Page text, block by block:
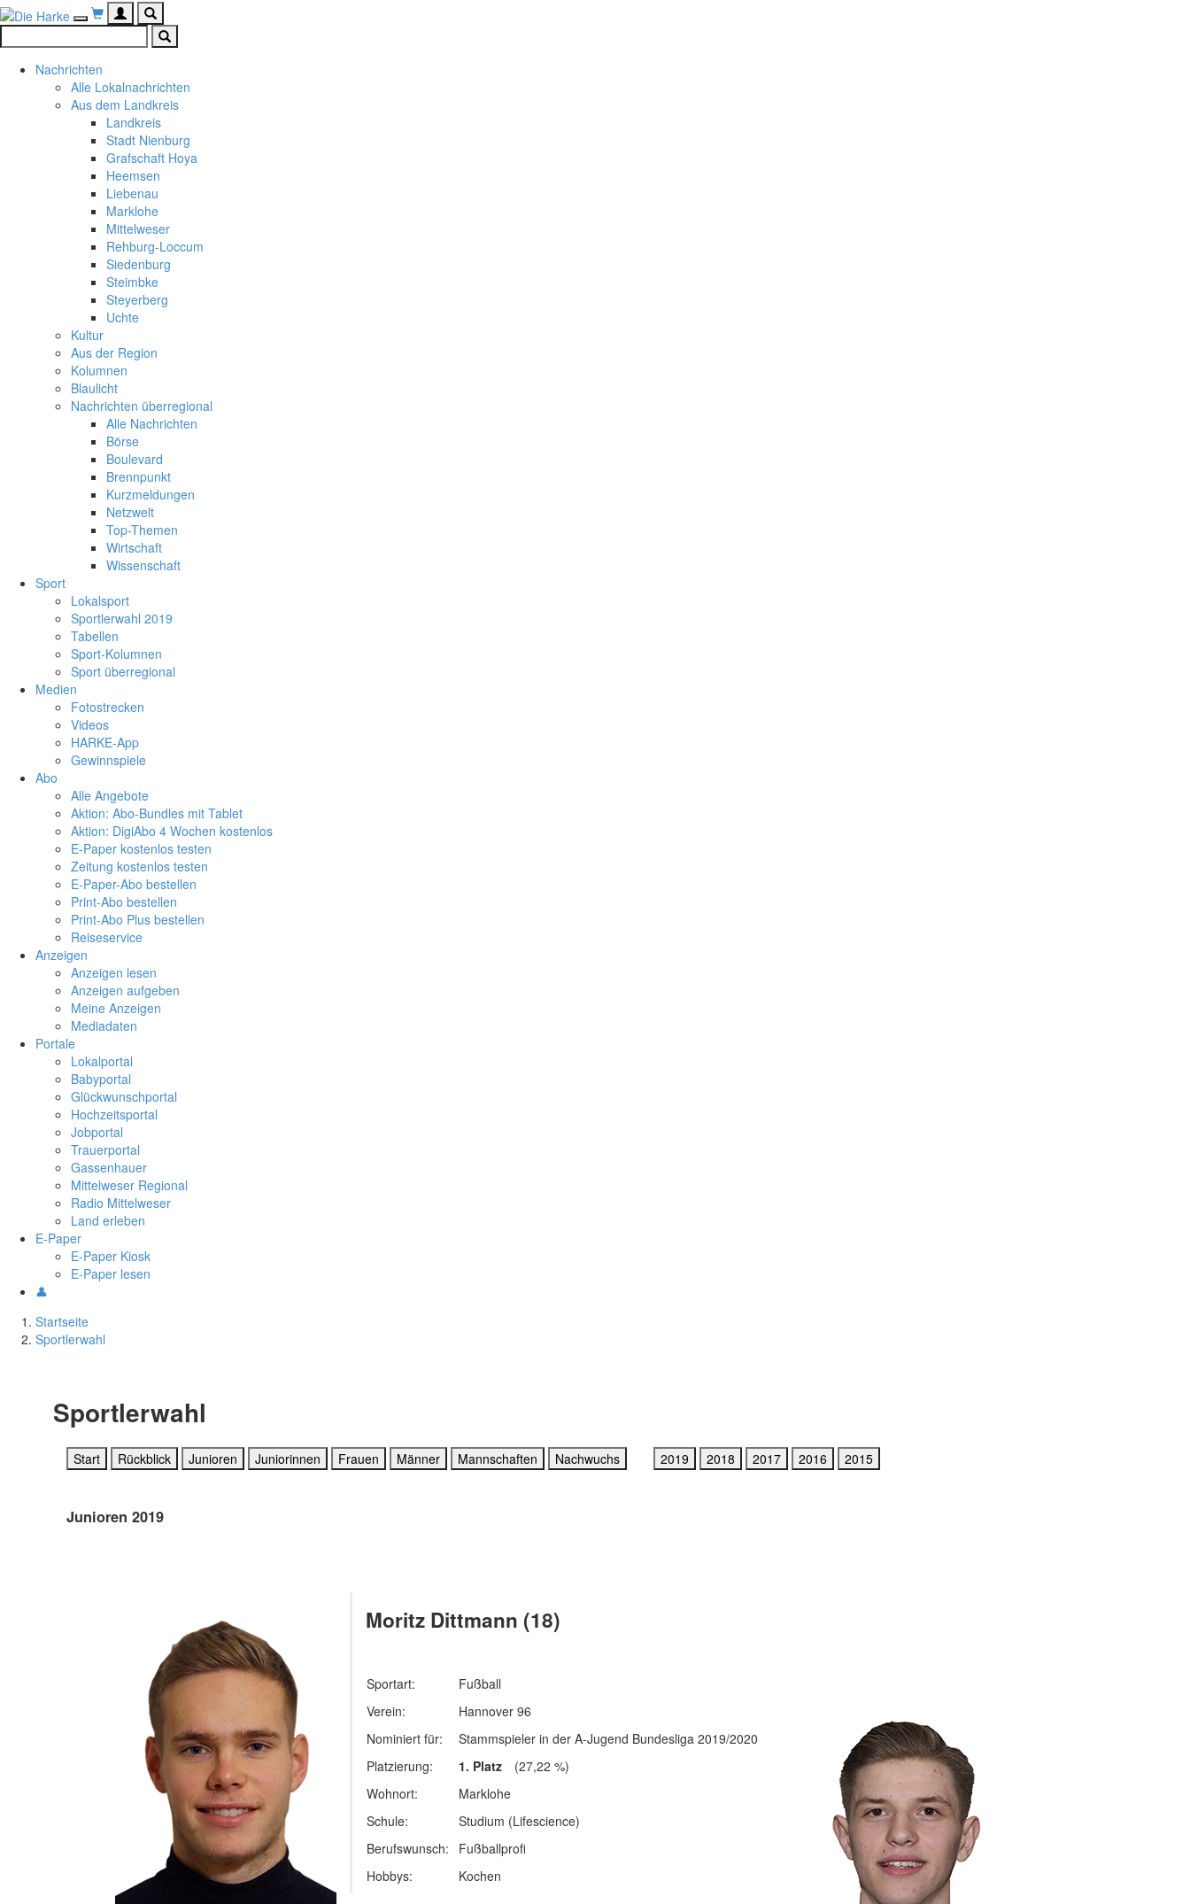
Navigation
anzeigen
bzw.
verbergen
Warenkorb
Benutzermenü
anzeigen
bzw.
Suche
anzeigen
bzw.
Nachrichten
Alle Lokalnachrichten
Aus dem Landkreis
Landkreis
Stadt Nienburg
Grafschaft Hoya
Heemsen
Liebenau
Marklohe
Mittelweser
Rehburg-Loccum
Siedenburg
Steimbke
Steyerberg
Uchte
Kultur
Aus der Region
Kolumnen
Blaulicht
Nachrichten überregional
Alle Nachrichten
Börse
Boulevard
Brennpunkt
Kurzmeldungen
Netzwelt
Top-Themen
Wirtschaft
Wissenschaft
Sport
Lokalsport
Sportlerwahl 2019
Tabellen
Sport-Kolumnen
Sport überregional
Medien
Fotostrecken
Videos
HARKE-App
Gewinnspiele
Abo
Alle Angebote
Aktion: Abo-Bundles mit Tablet
Aktion: DigiAbo 4 Wochen kostenlos
E-Paper kostenlos testen
Zeitung kostenlos testen
E-Paper-Abo bestellen
Print-Abo bestellen
Print-Abo Plus bestellen
Reiseservice
Anzeigen
Anzeigen lesen
Anzeigen aufgeben
Meine Anzeigen
Mediadaten
Portale
Lokalportal
Babyportal
Glückwunschportal
Hochzeitsportal
Jobportal
Trauerportal
Gassenhauer
Mittelweser Regional
Radio Mittelweser
Land erleben
E-Paper
E-Paper Kiosk
E-Paper lesen
👤
Startseite
Sportlerwahl
Sportlerwahl
Start Rückblick Junioren Juniorinnen Frauen Männer Mannschaften Nachwuchs 2019 2018 2017 2016 2015
Junioren 2019
Moritz Dittmann (18)
Sportart:
Fußball
Verein:
Hannover 96
Nominiert für:
Stammspieler in der A-Jugend Bundesliga 2019/2020
Platzierung:
1. Platz
(27,22 %)
Wohnort:
Marklohe
Schule:
Studium (Lifescience)
Berufswunsch:
Fußballprofi
Hobbys:
Kochen